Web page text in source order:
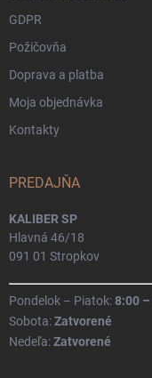
GDPR
Požičovňa
Doprava a platba
Moja objednávka
Kontakty
PREDAJŇA
KALIBER SP
Hlavná 46/18
091 01 Stropkov
Pondelok – Piatok:8:00
Sobota:Zatvorené
Nedeľa:Zatvorené